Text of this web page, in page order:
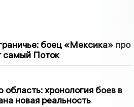
боец «Мексика» про
самый Поток
хронология боев в
новая реальность